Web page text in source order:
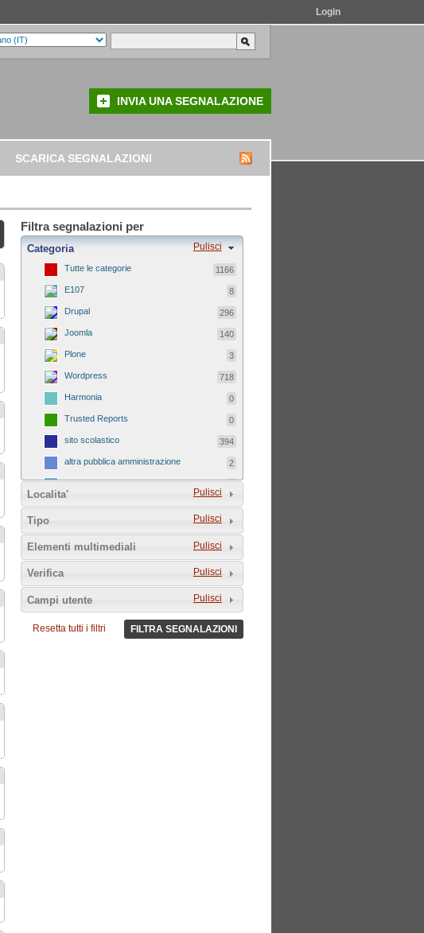
Login
INVIA UNA SEGNALAZIONE
SCARICA SEGNALAZIONI
Filtra segnalazioni per
Pulisci
Categoria
Tutte le categorie 1166
E107 8
Drupal 296
Joomla 140
Plone 3
Wordpress 718
Harmonia 0
Trusted Reports 0
sito scolastico 394
altra pubblica amministrazione 2
sito tematico 8
Pulisci
Localita'
Pulisci
Tipo
Pulisci
Elementi multimediali
Pulisci
Verifica
Pulisci
Campi utente
Resetta tutti i filtri FILTRA SEGNALAZIONI